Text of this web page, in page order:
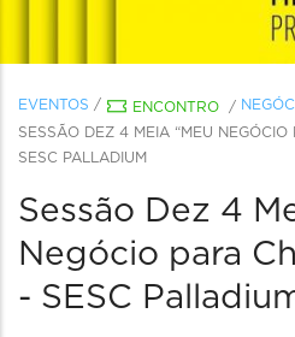
EVENTOS / ENCONTRO /
SESSÃO DEZ 4 MEIA “MEU
SESC PALLADIUM
Sessão Dez 4
Negócio para
- SESC